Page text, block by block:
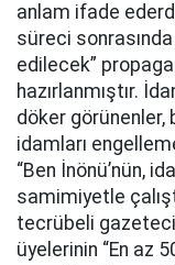
anlam ifade
süreci sonrasında
edilecek”
hazırlanmıştır.
döker görünenler,
idamları
“Ben İnönü’nün,
samimiyetle
tecrübeli gazeteci
üyelerinin “En az